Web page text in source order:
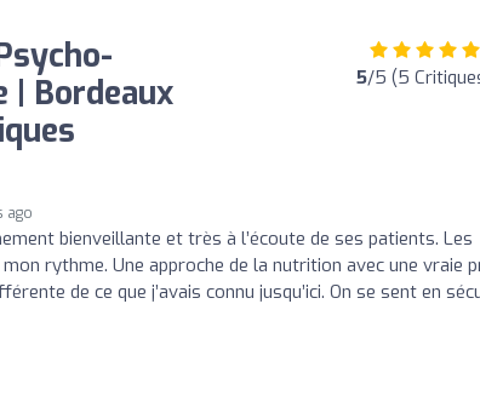
| Bordeaux
5/5 (5
ago
bienveillante et très à l’écoute de ses patients. Les
rythme. Une approche de la nutrition avec une vraie
de ce que j’avais connu jusqu’ici. On se sent en